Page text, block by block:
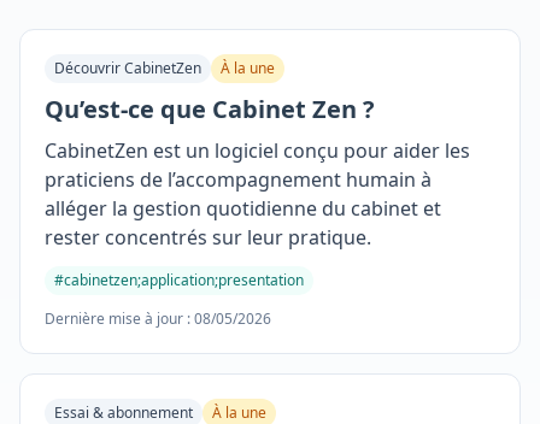
Découvrir CabinetZen À la une
Qu’est-ce que Cabinet Zen ?
CabinetZen est un logiciel conçu pour aider les
praticiens de l’accompagnement humain à
alléger la gestion quotidienne du cabinet et
rester concentrés sur leur pratique.
#cabinetzen;application;presentation
Dernière mise à jour : 08/05/2026
Essai & abonnement À la une